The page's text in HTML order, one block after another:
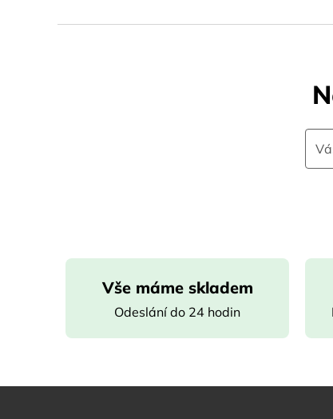
Vše máme skladem
Odeslání do 24 hodin